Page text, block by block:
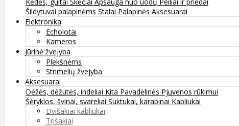
Šildytuvai palapinėms Stalai Palapinės Aksesuarai
Elektronika
Echolotai
Kameros
Jūrinė žvejyba
Plekšnėms
Strimelių žvejyba
Aksesuarai
Dėžės, dėžutės, indeliai Kita Pavadėlinės Pjuvenos rūkimui
Šėryklos, švinai, svareliai Suktukai, karabinai Kabliukai
Dvišakiai kabliukai
Trišakiai